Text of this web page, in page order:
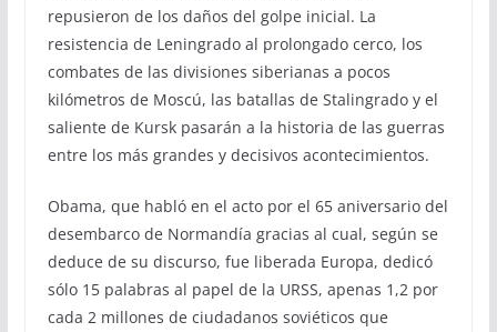
repusieron de los daños del golpe inicial. La
resistencia de Leningrado al prolongado cerco, los
combates de las divisiones siberianas a pocos
kilómetros de Moscú, las batallas de Stalingrado y el
saliente de Kursk pasarán a la historia de las guerras
entre los más grandes y decisivos acontecimientos.
Obama, que habló en el acto por el 65 aniversario del
desembarco de Normandía gracias al cual, según se
deduce de su discurso, fue liberada Europa, dedicó
sólo 15 palabras al papel de la URSS, apenas 1,2 por
cada 2 millones de ciudadanos soviéticos que